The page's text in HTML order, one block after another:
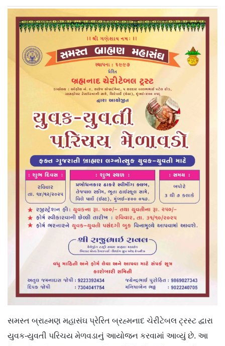
સમસ્ત બ્રાહ્મણ મહાસંઘ પ્રેરિત બ્રહ્મનાદ ચેરીટેબલ ટ્રસ્ટ દ્વારા
યુવક-યુવતી પરિચય મેળવડાનું આયોજન કરવામાં આવ્યું છે. આ